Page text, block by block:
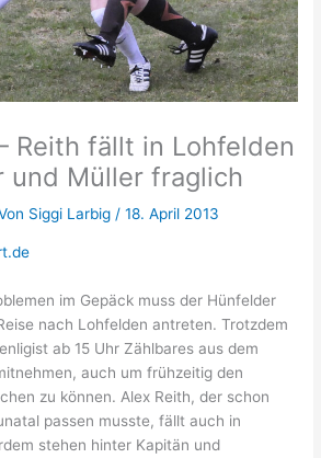
Reith fällt in Lohfelden
und Müller fraglich
Siggi Larbig /18. April 2013
im Gepäck muss der Hünfelder
nach Lohfelden antreten. Trotzdem
ab 15 Uhr Zählbares aus dem
auch um frühzeitig den
zu können. Alex Reith, der schon
passen musste, fällt auch in
stehen hinter Kapitän und